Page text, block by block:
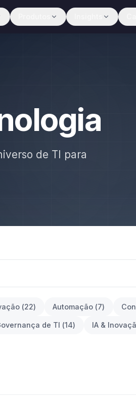
de TI para
(22) Automação (7)
de TI (14) IA &